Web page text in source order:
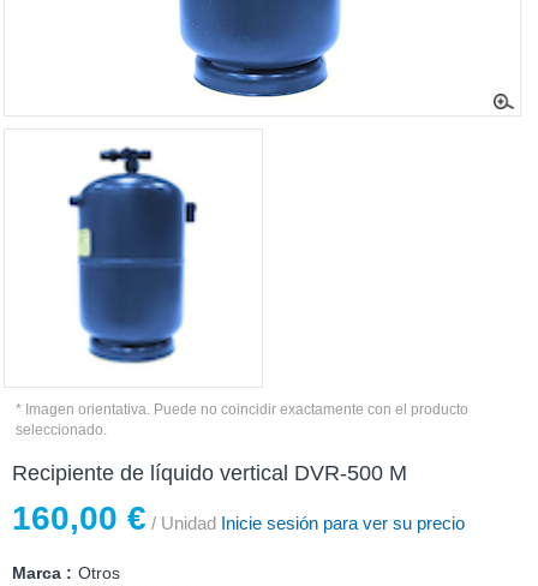
* Imagen orientativa. Puede no coincidir exactamente con el producto
seleccionado.
Recipiente de líquido vertical DVR-500 M
160,00 € / Unidad Inicie sesión para ver su precio
Marca : Otros